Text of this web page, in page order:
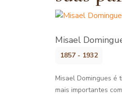
Misael
1857 - 1932
Misael Domingues é
mais importantes